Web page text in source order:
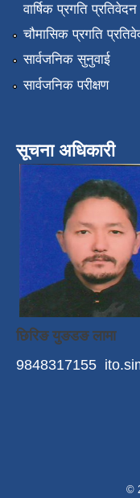
वार्षिक प्रगति प्रतिवेदन
चौमासिक प्रगति
सार्वजनिक सुनुवाई
सार्वजनिक परीक्षण
सूचना अधिकारी
छिरिङ युङडङ लामा
9848317155
©